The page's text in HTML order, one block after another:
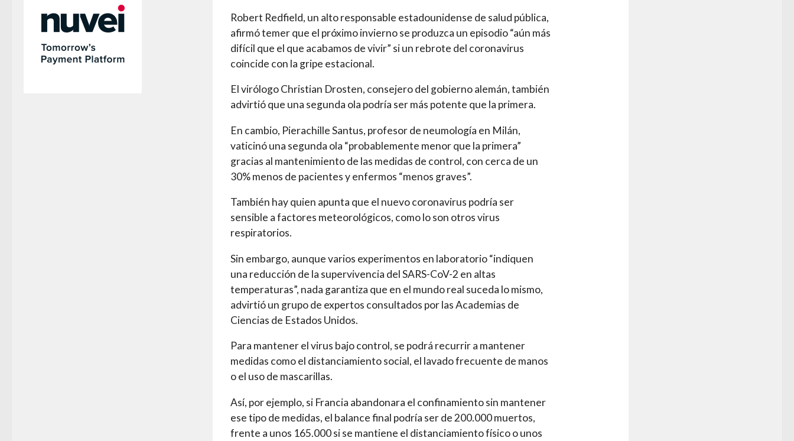
Robert Redfield, un alto responsable estadounidense de salud pública,
afirmó temer que el próximo invierno se produzca un episodio “aún más
difícil que el que acabamos de vivir” si un rebrote del coronavirus
coincide con la gripe estacional.
El virólogo Christian Drosten, consejero del gobierno alemán, también
advirtió que una segunda ola podría ser más potente que la primera.
En cambio, Pierachille Santus, profesor de neumología en Milán,
vaticinó una segunda ola “probablemente menor que la primera”
gracias al mantenimiento de las medidas de control, con cerca de un
30% menos de pacientes y enfermos “menos graves”.
También hay quien apunta que el nuevo coronavirus podría ser
sensible a factores meteorológicos, como lo son otros virus
respiratorios.
Sin embargo, aunque varios experimentos en laboratorio “indiquen
una reducción de la supervivencia del SARS-CoV-2 en altas
temperaturas”, nada garantiza que en el mundo real suceda lo mismo,
advirtió un grupo de expertos consultados por las Academias de
Ciencias de Estados Unidos.
Para mantener el virus bajo control, se podrá recurrir a mantener
medidas como el distanciamiento social, el lavado frecuente de manos
o el uso de mascarillas.
Así, por ejemplo, si Francia abandonara el confinamiento sin mantener
ese tipo de medidas, el balance final podría ser de 200.000 muertos,
frente a unos 165.000 si se mantiene el distanciamiento físico o unos